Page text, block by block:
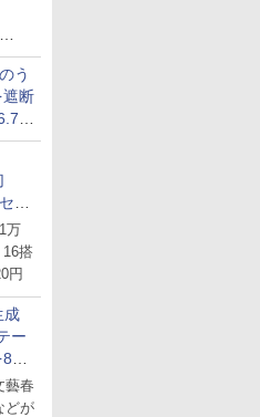
う
遮断
％
ド
ー
万
16搭
円
成
ー
月
藝春
どが